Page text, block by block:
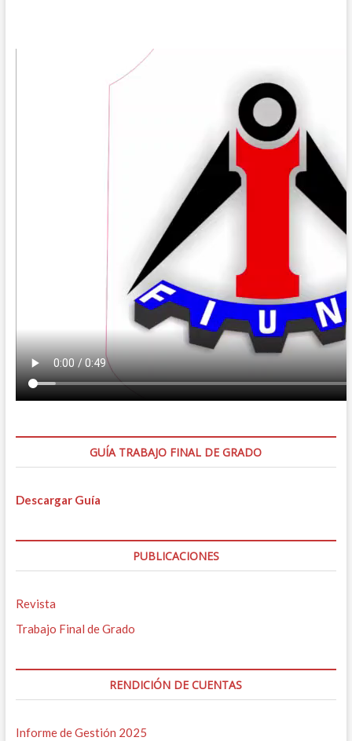
GUÍA TRABAJO FINAL DE GRADO
Descargar Guía
PUBLICACIONES
Revista
Trabajo Final de Grado
RENDICIÓN DE CUENTAS
Informe de Gestión 2025